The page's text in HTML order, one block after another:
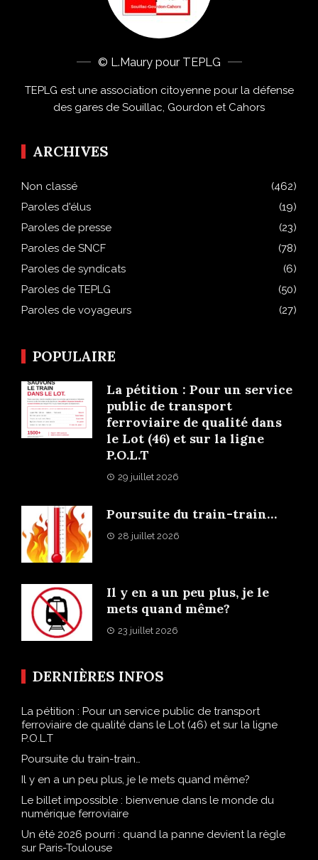
© L.Maury pour TEPLG
TEPLG est une association citoyenne pour la défense
des gares de Souillac, Gourdon et Cahors
ARCHIVES
Non classé
(462)
Paroles d'élus
(19)
Paroles de presse
(23)
Paroles de SNCF
(78)
Paroles de syndicats
(6)
Paroles de TEPLG
(50)
Paroles de voyageurs
(27)
POPULAIRE
La pétition : Pour un service
public de transport
ferroviaire de qualité dans
le Lot (46) et sur la ligne
P.O.L.T
29 juillet 2026
Poursuite du train-train…
28 juillet 2026
Il y en a un peu plus, je le
mets quand même?
23 juillet 2026
DERNIÈRES INFOS
La pétition : Pour un service public de transport
ferroviaire de qualité dans le Lot (46) et sur la ligne
P.O.L.T
Poursuite du train-train…
Il y en a un peu plus, je le mets quand même?
Le billet impossible : bienvenue dans le monde du
numérique ferroviaire
Un été 2026 pourri : quand la panne devient la règle
sur Paris-Toulouse